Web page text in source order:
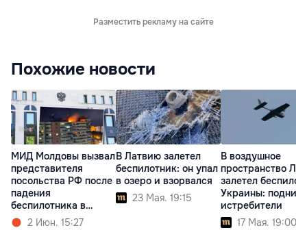
Разместить рекламу на сайте
Похожие новости
МИД Молдовы вызвал
представителя
посольства РФ после
падения
беспилотника в
Румынии
2 Июн. 15:27
В Латвию залетел
беспилотник: он упал
в озеро и взорвался
23 Мая. 19:15
В воздушное
пространство
залетел
Украины:
истребители
17 Мая. 19:00